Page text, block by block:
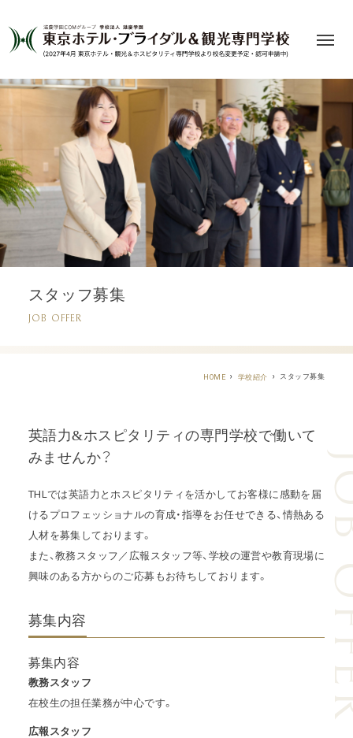
スタッフ募集
JOB OFFER
HOME 学校紹介 スタッフ募集
英語力&ホスピタリティの専門学校で働いて
みませんか？
THLでは英語力とホスピタリティを活かしてお客様に感動を届
ける プロフェッショナルの育成・指導をお任せできる、情熱ある
人材を募集しております。
また、教務スタッフ／広報スタッフ等、学校の運営や教育現場に
興味のある方からのご応募もお待ちしております。
募集内容
募集内容
教務スタッフ
在校生の担任業務が中心です。
広報スタッフ